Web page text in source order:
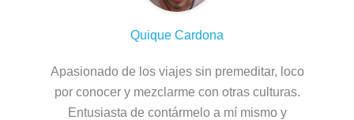
Quique Cardona
Apasionado de los viajes sin premeditar, loco
por conocer y mezclarme con otras culturas.
Entusiasta de contármelo a mí mismo y